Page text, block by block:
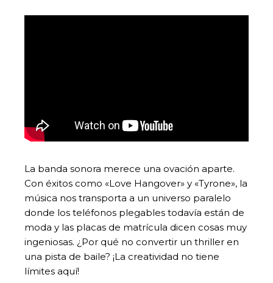
La banda sonora merece una ovación aparte.
Con éxitos como «Love Hangover» y «Tyrone», la
música nos transporta a un universo paralelo
donde los teléfonos plegables todavía están de
moda y las placas de matrícula dicen cosas muy
ingeniosas. ¿Por qué no convertir un thriller en
una pista de baile? ¡La creatividad no tiene
límites aquí!